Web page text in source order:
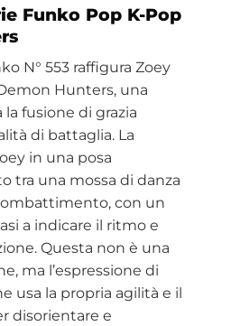
Funko Pop K-Pop
N° 553 raffigura Zoey
Hunters, una
fusione di grazia
di battaglia. La
in una posa
tra una mossa di danza
con un
a indicare il ritmo e
Questa non è una
ma l’espressione di
usa la propria agilità e il
disorientare e